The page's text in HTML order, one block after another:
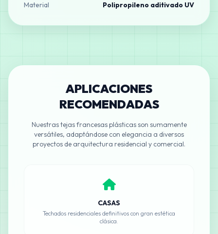
Material Polipropileno aditivado UV
APLICACIONES
RECOMENDADAS
Nuestras tejas francesas plásticas son sumamente
versátiles, adaptándose con elegancia a diversos
proyectos de arquitectura residencial y comercial.
CASAS
Techados residenciales definitivos con gran estética
clásica.